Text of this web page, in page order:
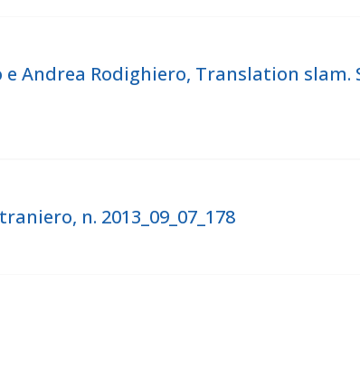
Andrea Rodighiero, Translation slam.
n. 2013_09_07_178